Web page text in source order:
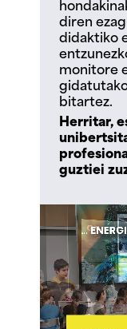
diren
didaktiko
monitore
bitartez.
Herritar,
guztiei